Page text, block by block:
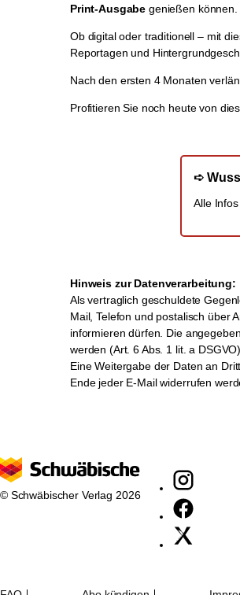
Print-Ausgabe genießen können.
Ob digital oder traditionell – mit
Reportagen und
Nach den ersten 4 Monaten
Profitieren Sie noch heute von
➪
Alle
Hinweis zur Datenverarbeitung:
Als vertraglich geschuldete
Mail, Telefon und postalisch über
informieren dürfen. Die
werden (Art. 6 Abs. 1 lit. a
Eine Weitergabe der Daten an
Ende jeder E-Mail widerrufen
© Schwäbischer Verlag 2026